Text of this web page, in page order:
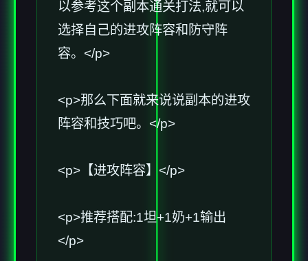
以参考这个副本通关打法,就可以
选择自己的进攻阵容和防守阵
容。</p>
<p>那么下面就来说说副本的进攻
阵容和技巧吧。</p>
<p>【进攻阵容】</p>
<p>推荐搭配:1坦+1奶+1输出
</p>